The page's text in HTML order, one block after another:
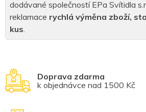
Doprava zdarma
k objednávce nad 1500 Kč
dodávané společností EPa Svítidla
reklamace rychlá výměna zboží,
kus.